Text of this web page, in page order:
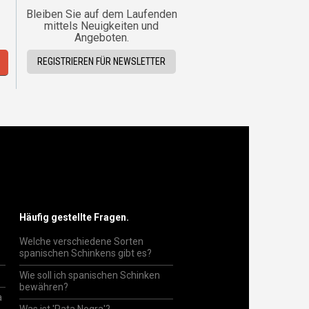
Bleiben Sie auf dem Laufenden
mittels Neuigkeiten und
Angeboten.
REGISTRIEREN FÜR NEWSLETTER
Häufig gestellte Fragen.
Welche verschiedene Sorten
spanischen Schinkens gibt es?
Wie soll ich spanischen Schinken
bewähren?